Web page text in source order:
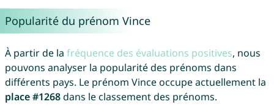
Popularité du prénom Vince
À partir de la fréquence des évaluations positives, nous
pouvons analyser la popularité des prénoms dans
différents pays. Le prénom Vince occupe actuellement la
place #1268dans le classement des prénoms.